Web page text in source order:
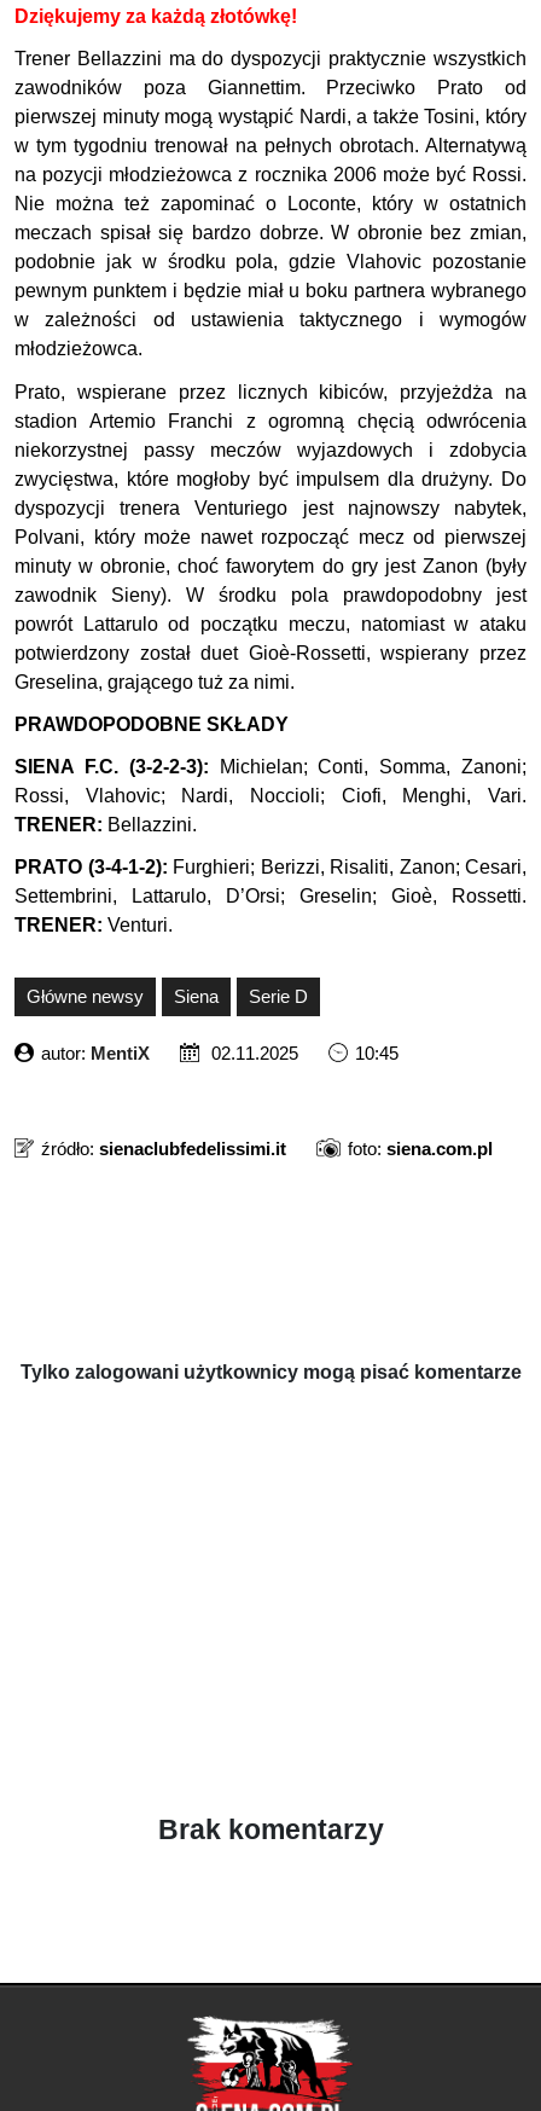
Dziękujemy za każdą złotówkę!
Trener Bellazzini ma do dyspozycji praktycznie wszystkich
zawodników poza Giannettim. Przeciwko Prato od
pierwszej minuty mogą wystąpić Nardi, a także Tosini, który
w tym tygodniu trenował na pełnych obrotach. Alternatywą
na pozycji młodzieżowca z rocznika 2006 może być Rossi.
Nie można też zapominać o Loconte, który w ostatnich
meczach spisał się bardzo dobrze. W obronie bez zmian,
podobnie jak w środku pola, gdzie Vlahovic pozostanie
pewnym punktem i będzie miał u boku partnera wybranego
w zależności od ustawienia taktycznego i wymogów
młodzieżowca.
Prato, wspierane przez licznych kibiców, przyjeżdża na
stadion Artemio Franchi z ogromną chęcią odwrócenia
niekorzystnej passy meczów wyjazdowych i zdobycia
zwycięstwa, które mogłoby być impulsem dla drużyny. Do
dyspozycji trenera Venturiego jest najnowszy nabytek,
Polvani, który może nawet rozpocząć mecz od pierwszej
minuty w obronie, choć faworytem do gry jest Zanon (były
zawodnik Sieny). W środku pola prawdopodobny jest
powrót Lattarulo od początku meczu, natomiast w ataku
potwierdzony został duet Gioè-Rossetti, wspierany przez
Greselina, grającego tuż za nimi.
PRAWDOPODOBNE SKŁADY
SIENA F.C. (3-2-2-3):
Michielan; Conti, Somma, Zanoni;
Rossi, Vlahovic; Nardi, Noccioli; Ciofi, Menghi, Vari.
TRENER: Bellazzini.
PRATO (3-4-1-2): Furghieri; Berizzi, Risaliti, Zanon; Cesari,
Settembrini, Lattarulo, D’Orsi; Greselin; Gioè, Rossetti.
TRENER: Venturi.
Główne newsy Siena Serie D
autor: MentiX 02.11.2025 10:45
źródło: sienaclubfedelissimi.it foto: siena.com.pl
Tylko zalogowani użytkownicy mogą pisać komentarze
Brak komentarzy